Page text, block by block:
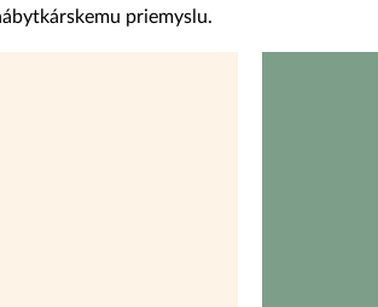
priemyslu.